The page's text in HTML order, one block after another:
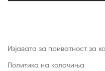
Изјавата за приватност за
Политика на колачиња